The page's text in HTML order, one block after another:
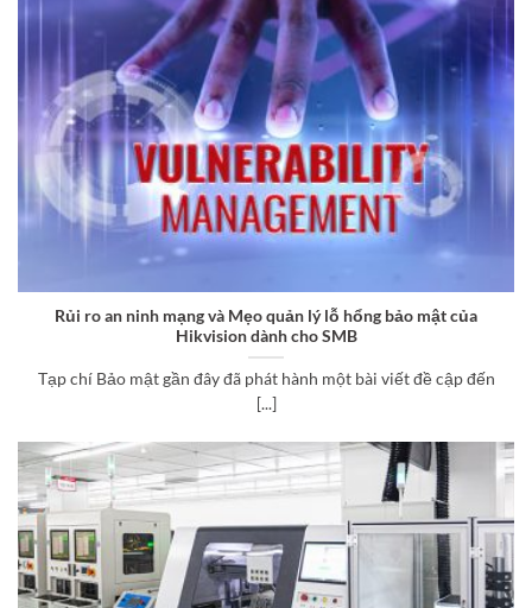
Rủi ro an ninh mạng và Mẹo quản lý lỗ hổng bảo mật của
Hikvision dành cho SMB
Tạp chí Bảo mật gần đây đã phát hành một bài viết đề cập đến
[...]